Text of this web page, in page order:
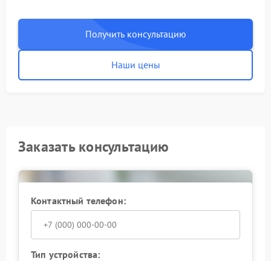
Получить консультацию
Наши цены
Заказать консультацию
Контактный телефон:
Тип устройства: